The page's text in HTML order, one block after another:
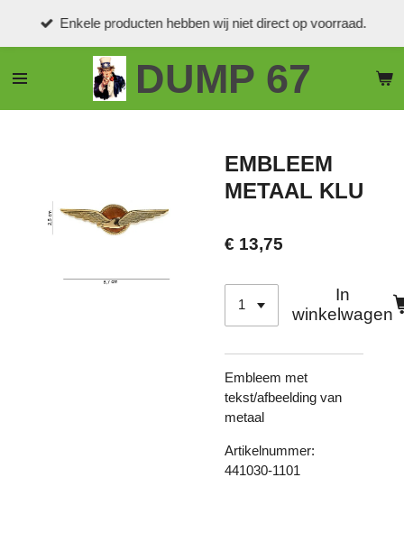
de
DUMP 67
Enkele producten hebben wij niet direct op voorraad.
EMBLEEM
METAAL KLU
€ 13,75
In
winkelwagen
Embleem met
tekst/afbeelding van
metaal
Artikelnummer:
441030-1101